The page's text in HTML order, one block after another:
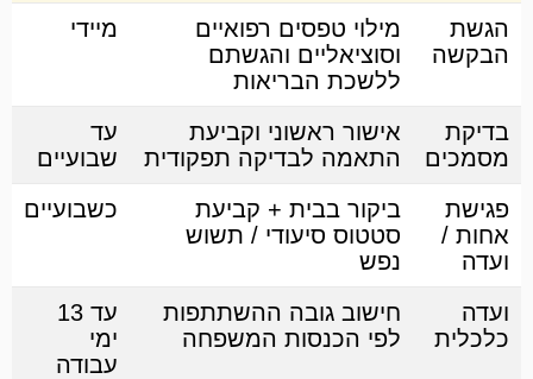
הגשת
הבקשה
מילוי טפסים רפואיים
וסוציאליים והגשתם
ללשכת הבריאות
מיידי
בדיקת
מסמכים
אישור ראשוני וקביעת
התאמה לבדיקה תפקודית
עד
שבועיים
פגישת
אחות /
ועדה
ביקור בבית + קביעת
סטטוס סיעודי / תשוש
נפש
כשבועיים
ועדה
כלכלית
חישוב גובה ההשתתפות
לפי הכנסות המשפחה
עד 13
ימי
עבודה